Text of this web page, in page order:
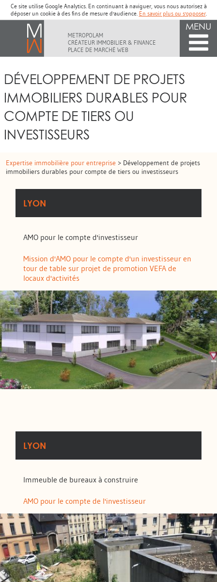
Ce site utilise Google Analytics. En continuant à naviguer, vous nous autorisez à
déposer un cookie à des fins de mesure d'audience. En savoir plus ou s'opposer.
METROPOLAM
CRÉATEUR IMMOBILIER & FINANCE
PLACE DE MARCHÉ WEB
MENU
DÉVELOPPEMENT DE PROJETS
IMMOBILIERS DURABLES POUR
COMPTE DE TIERS OU
INVESTISSEURS
Expertise immobilière pour entreprise > Développement de projets
immobiliers durables pour compte de tiers ou investisseurs
LYON
AMO pour le compte d'investisseur
Mission d'AMO pour le compte d'un investisseur en
tour de table sur projet de promotion VEFA de
locaux d'activités
LYON
Immeuble de bureaux à construire
AMO pour le compte de l'investisseur